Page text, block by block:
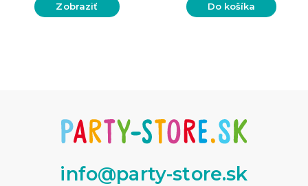
Zobraziť Do košíka
info@party-store.sk